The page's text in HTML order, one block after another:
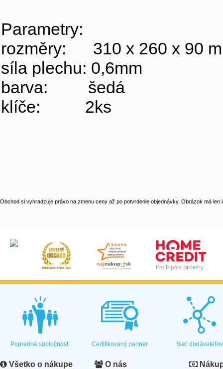
Parametry:
rozměry: 310 x 260 x 90
síla plechu: 0,6mm
barva: šedá
klíče: 2ks
Obchod si vyhradzuje právo na zmenu ceny až po potvrdenie objednávky. Obrázok má len
Popredná spoločnosť Certifikovaný partner Sieť dodávateľov
Všetko o nákupe O nás